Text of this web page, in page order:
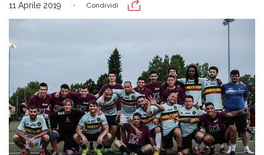
11 Aprile 2019 Condividi